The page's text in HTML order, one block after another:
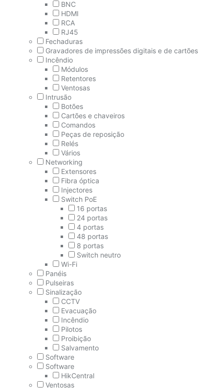
BNC
HDMI
RCA
RJ45
Fechaduras
Gravadores de impressões digitais e de cartões
Incêndio
Módulos
Retentores
Ventosas
Intrusão
Botões
Cartões e chaveiros
Comandos
Peças de reposição
Relés
Vários
Networking
Extensores
Fibra óptica
Injectores
Switch PoE
16 portas
24 portas
4 portas
48 portas
8 portas
Switch neutro
Wi-Fi
Panéis
Pulseiras
Sinalização
CCTV
Evacuação
Incêndio
Pilotos
Proibição
Salvamento
Software
Software
HikCentral
Ventosas